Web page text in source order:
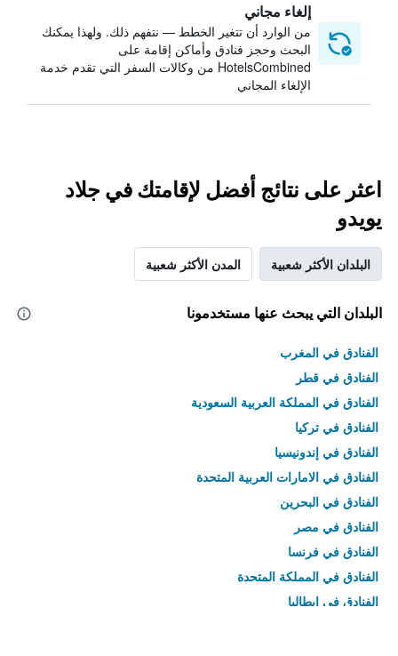
إلغاء مجاني
من الوارد أن تتغير الخطط — نتفهم ذلك. ولهذا يمكنك
البحث وحجز فنادق وأماكن إقامة على
HotelsCombined من وكالات السفر التي تقدم خدمة
الإلغاء المجاني
اعثر على نتائج أفضل لإقامتك في جلاد
يويدو
البلدان الأكثر شعبية المدن الأكثر شعبية
البلدان التي يبحث عنها مستخدمونا
الفنادق في المغرب
الفنادق في قطر
الفنادق في المملكة العربية السعودية
الفنادق في تركيا
الفنادق في إندونيسيا
الفنادق في الامارات العربية المتحدة
الفنادق في البحرين
الفنادق في مصر
الفنادق في فرنسا
الفنادق في المملكة المتحدة
الفنادق في إيطاليا